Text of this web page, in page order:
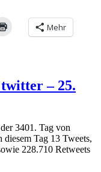
Mehr
– 25.
3401. Tag von
Tag 13 Tweets,
228.710 Retweets